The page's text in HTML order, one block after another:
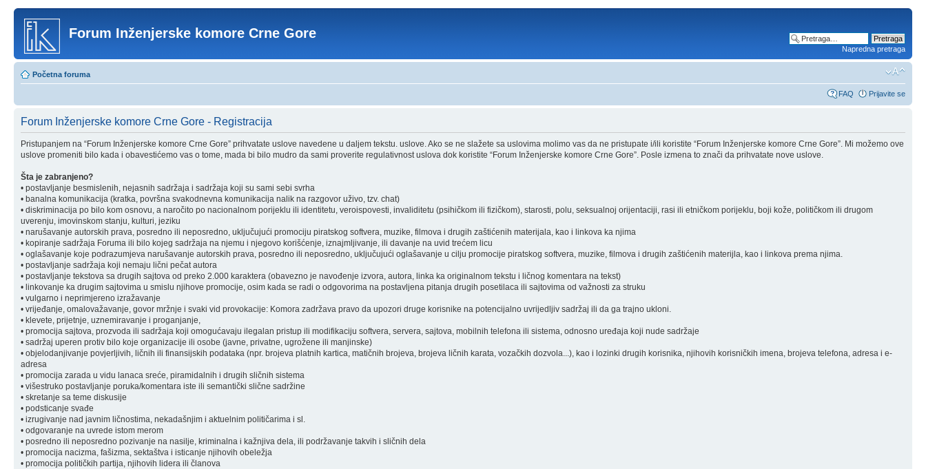
Forum Inženjerske komore Crne Gore
Napredna pretraga
Početna foruma
FAQ Prijavite se
Forum Inženjerske komore Crne Gore - Registracija
Pristupanjem na “Forum Inženjerske komore Crne Gore” prihvatate uslove navedene u daljem tekstu. uslove. Ako se ne slažete sa uslovima molimo vas da ne pristupate i/ili koristite “Forum Inženjerske komore Crne Gore”. Mi možemo ove
uslove promeniti bilo kada i obavestićemo vas o tome, mada bi bilo mudro da sami proverite regulativnost uslova dok koristite “Forum Inženjerske komore Crne Gore”. Posle izmena to znači da prihvatate nove uslove.
Šta je zabranjeno?
• postavljanje besmislenih, nejasnih sadržaja i sadržaja koji su sami sebi svrha
• banalna komunikacija (kratka, površna svakodnevna komunikacija nalik na razgovor uživo, tzv. chat)
• diskriminacija po bilo kom osnovu, a naročito po nacionalnom porijeklu ili identitetu, veroispovesti, invaliditetu (psihičkom ili fizičkom), starosti, polu, seksualnoj orijentaciji, rasi ili etničkom porijeklu, boji kože, političkom ili drugom
uverenju, imovinskom stanju, kulturi, jeziku
• narušavanje autorskih prava, posredno ili neposredno, uključujući promociju piratskog softvera, muzike, filmova i drugih zaštićenih materijala, kao i linkova ka njima
• kopiranje sadržaja Foruma ili bilo kojeg sadržaja na njemu i njegovo korišćenje, iznajmljivanje, ili davanje na uvid trećem licu
• oglašavanje koje podrazumjeva narušavanje autorskih prava, posredno ili neposredno, uključujući oglašavanje u cilju promocije piratskog softvera, muzike, filmova i drugih zaštićenih materijla, kao i linkova prema njima.
• postavljanje sadržaja koji nemaju lični pečat autora
• postavljanje tekstova sa drugih sajtova od preko 2.000 karaktera (obavezno je navođenje izvora, autora, linka ka originalnom tekstu i ličnog komentara na tekst)
• linkovanje ka drugim sajtovima u smislu njihove promocije, osim kada se radi o odgovorima na postavljena pitanja drugih posetilaca ili sajtovima od važnosti za struku
• vulgarno i neprimjereno izražavanje
• vrijeđanje, omalovažavanje, govor mržnje i svaki vid provokacije: Komora zadržava pravo da upozori druge korisnike na potencijalno uvrijedljiv sadržaj ili da ga trajno ukloni.
• klevete, prijetnje, uznemiravanje i proganjanje,
• promocija sajtova, prozvoda ili sadržaja koji omogućavaju ilegalan pristup ili modifikaciju softvera, servera, sajtova, mobilnih telefona ili sistema, odnosno uređaja koji nude sadržaje
• sadržaj uperen protiv bilo koje organizacije ili osobe (javne, privatne, ugrožene ili manjinske)
• objelodanjivanje povjerljivih, ličnih ili finansijskih podataka (npr. brojeva platnih kartica, matičnih brojeva, brojeva ličnih karata, vozačkih dozvola...), kao i lozinki drugih korisnika, njihovih korisničkih imena, brojeva telefona, adresa i e-
adresa
• promocija zarada u vidu lanaca sreće, piramidalnih i drugih sličnih sistema
• višestruko postavljanje poruka/komentara iste ili semantički slične sadržine
• skretanje sa teme diskusije
• podsticanje svađe
• izrugivanje nad javnim ličnostima, nekadašnjim i aktuelnim političarima i sl.
• odgovaranje na uvrede istom merom
• posredno ili neposredno pozivanje na nasilje, kriminalna i kažnjiva dela, ili podržavanje takvih i sličnih dela
• promocija nacizma, fašizma, sektaštva i isticanje njihovih obeležja
• promocija političkih partija, njihovih lidera ili članova